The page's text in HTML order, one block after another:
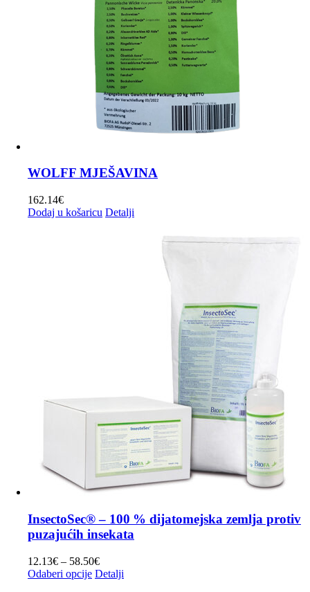
proizvoda
WOLFF MJEŠAVINA
162.14€
Dodaj u košaricu Detalji
InsectoSec® – 100 % dijatomejska zemlja protiv
puzajućih insekata
12.13€ – 58.50€Raspon
cijena:
Odaberi opcije Ovaj
Detalji